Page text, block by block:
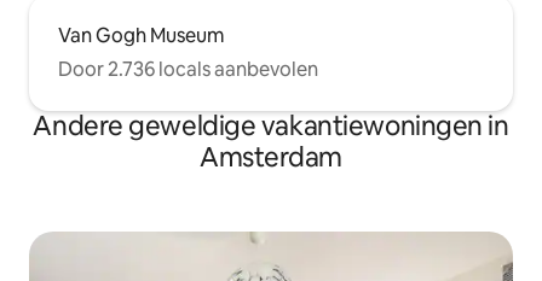
Van Gogh Museum
Door 2.736 locals aanbevolen
Andere geweldige vakantiewoningen in
Amsterdam